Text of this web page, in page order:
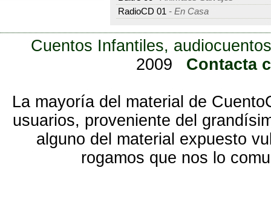
RadioCD 01 - En Casa
Cuentos Infantiles,
2009
Contacta
La mayoría del material de
usuarios, proveniente del
alguno del material expuesto
rogamos que nos lo